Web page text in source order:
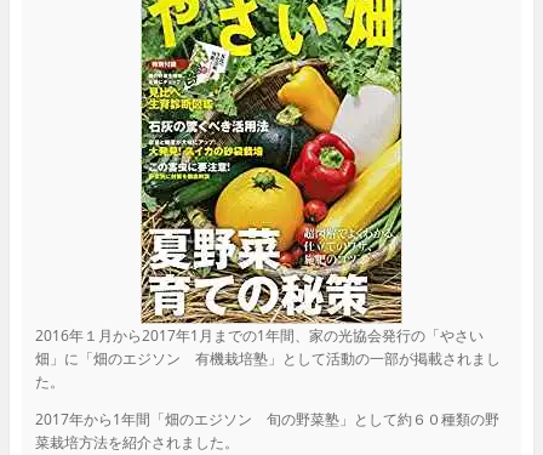
2016年１月から2017年1月までの1年間、家の光協会発行の「やさい
畑」に「畑のエジソン 有機栽培塾」として活動の一部が掲載されまし
た。
2017年から1年間「畑のエジソン 旬の野菜塾」として約６０種類の野
菜栽培方法を紹介されました。